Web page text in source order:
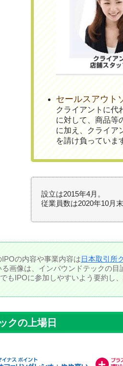
セールスアウト
クライアントに代
に対して、商品等
に加え、クライア
を請け負っていま
設立は2015年4月。
従業員数は2020年10月
の内容や事業内容は日本取引所
画像は、インバウンドテックの目
もIPOに参加しやすいよう要約し
クの上場日